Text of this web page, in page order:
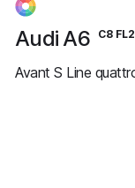
Audi A6 C8
Avant S Line